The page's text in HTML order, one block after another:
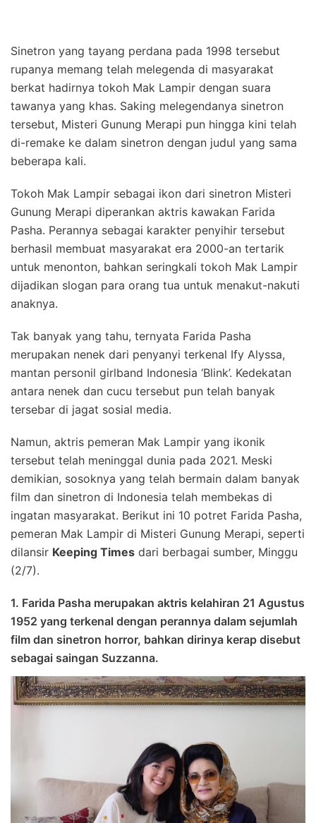
Sinetron yang tayang perdana pada 1998 tersebut
rupanya memang telah melegenda di masyarakat
berkat hadirnya tokoh Mak Lampir dengan suara
tawanya yang khas. Saking melegendanya sinetron
tersebut, Misteri Gunung Merapi pun hingga kini telah
di-remake ke dalam sinetron dengan judul yang sama
beberapa kali.
Tokoh Mak Lampir sebagai ikon dari sinetron Misteri
Gunung Merapi diperankan aktris kawakan Farida
Pasha. Perannya sebagai karakter penyihir tersebut
berhasil membuat masyarakat era 2000-an tertarik
untuk menonton, bahkan seringkali tokoh Mak Lampir
dijadikan slogan para orang tua untuk menakut-nakuti
anaknya.
Tak banyak yang tahu, ternyata Farida Pasha
merupakan nenek dari penyanyi terkenal Ify Alyssa,
mantan personil girlband Indonesia ‘Blink’. Kedekatan
antara nenek dan cucu tersebut pun telah banyak
tersebar di jagat sosial media.
Namun, aktris pemeran Mak Lampir yang ikonik
tersebut telah meninggal dunia pada 2021. Meski
demikian, sosoknya yang telah bermain dalam banyak
film dan sinetron di Indonesia telah membekas di
ingatan masyarakat. Berikut ini 10 potret Farida Pasha,
pemeran Mak Lampir di Misteri Gunung Merapi, seperti
dilansir Keeping Times dari berbagai sumber, Minggu
(2/7).
1. Farida Pasha merupakan aktris kelahiran 21 Agustus
1952 yang terkenal dengan perannya dalam sejumlah
film dan sinetron horror, bahkan dirinya kerap disebut
sebagai saingan Suzzanna.